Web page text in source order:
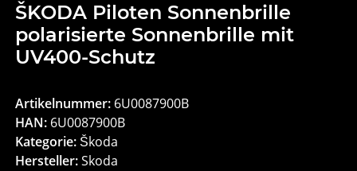
ŠKODA Piloten Sonnenbrille
polarisierte Sonnenbrille mit
UV400-Schutz
Artikelnummer: 6U0087900B
HAN: 6U0087900B
Kategorie: Škoda
Hersteller:Skoda